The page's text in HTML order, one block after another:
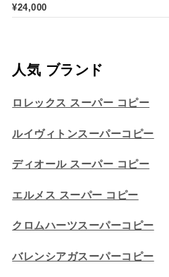
¥24,000
人気 ブランド
ロレックス スーパー コピー
ルイヴィトンスーパーコピー
ディオール スーパー コピー
エルメス スーパー コピー
クロムハーツスーパーコピー
バレンシアガスーパーコピー